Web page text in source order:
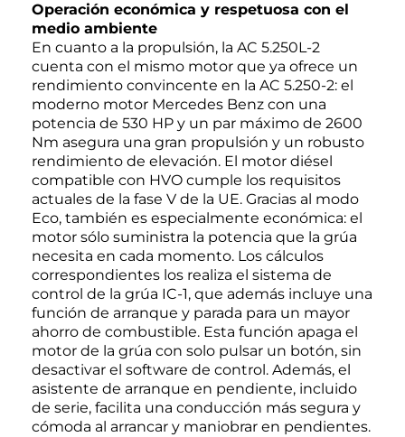
Operación económica y respetuosa con el
medio ambiente
En cuanto a la propulsión, la AC 5.250L-2
cuenta con el mismo motor que ya ofrece un
rendimiento convincente en la AC 5.250-2: el
moderno motor Mercedes Benz con una
potencia de 530 HP y un par máximo de 2600
Nm asegura una gran propulsión y un robusto
rendimiento de elevación. El motor diésel
compatible con HVO cumple los requisitos
actuales de la fase V de la UE. Gracias al modo
Eco, también es especialmente económica: el
motor sólo suministra la potencia que la grúa
necesita en cada momento. Los cálculos
correspondientes los realiza el sistema de
control de la grúa IC-1, que además incluye una
función de arranque y parada para un mayor
ahorro de combustible. Esta función apaga el
motor de la grúa con solo pulsar un botón, sin
desactivar el software de control. Además, el
asistente de arranque en pendiente, incluido
de serie, facilita una conducción más segura y
cómoda al arrancar y maniobrar en pendientes.